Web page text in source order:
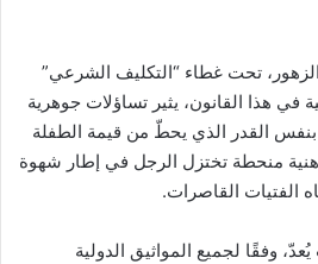
تحت غطاء “التكليف الشرعي”
في هذا القانون، يثير تساؤلات جوهرية
بنفس القدر الذي يحطّ من قيمة الطفلة
منحطة تختزل الرجل في إطار شهوة
الفتيات القاصرات.
وفقًا لجميع المواثيق الدولية